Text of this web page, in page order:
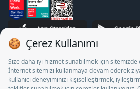
STJ İnsan Kaynakları Bilişim ve
Bürosu Olarak 13/05/2025 - 12/05/